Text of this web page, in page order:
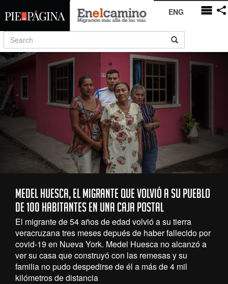
ENG
Medel Huesca, el migrante que volvió a su pueblo
de 100 habitantes en una caja postal
El migrante de 54 años de edad volvió a su tierra
veracruzana tres meses depués de haber fallecido por
covid-19 en Nueva York. Medel Huesca no alcanzó a
ver su casa que construyó con las remesas y su
familia no pudo despedirse de él a más de 4 mil
kilómetros de distancia